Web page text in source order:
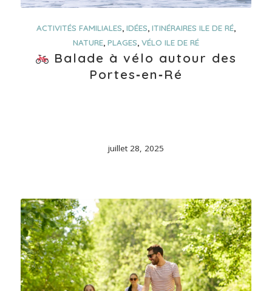
ACTIVITÉS FAMILIALES, IDÉES, ITINÉRAIRES ILE DE RÉ,
NATURE, PLAGES, VÉLO ILE DE RÉ
Balade à vélo autour des
Portes‑en‑Ré
juillet 28, 2025